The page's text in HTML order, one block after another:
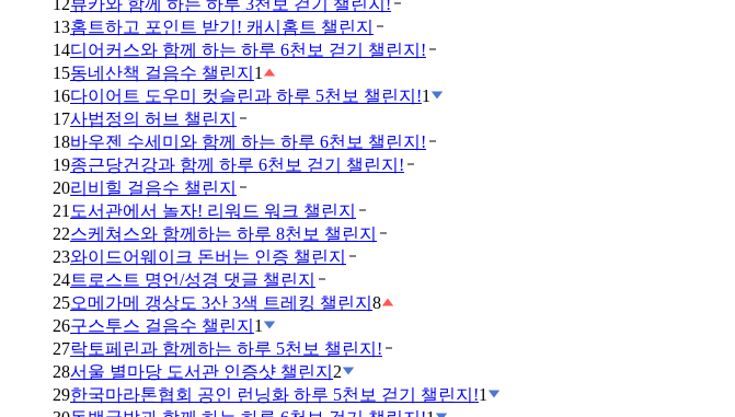
12뷰카와 함께 하는 하루 3천보 걷기 챌린지!
13홈트하고 포인트 받기! 캐시홈트 챌린지
14디어커스와 함께 하는 하루 6천보 걷기 챌린지!
15동네산책 걸음수 챌린지 1
16다이어트 도우미 컷슬린과 하루 5천보 챌린지!1
17사법정의 허브 챌린지
18바우젠 수세미와 함께 하는 하루 6천보 챌린지!
19종근당건강과 함께 하루 6천보 걷기 챌린지!
20리비힐 걸음수 챌린지
21 도서관에서 놀자! 리워드 워크 챌린지
22스케쳐스와 함께하는 하루 8천보 챌린지
23와이드어웨이크 돈버는 인증 챌린지
24트로스트 명언/성경 댓글 챌린지
25오메가메 갱상도 3산 3색 트레킹 챌린지 8
26구스투스 걸음수 챌린지 1
27락토페린과 함께하는 하루 5천보 챌린지!
28서울 별마당 도서관 인증샷 챌린지 2
29한국마라톤협회 공인 런닝화 하루 5천보 걷기 챌린지!1